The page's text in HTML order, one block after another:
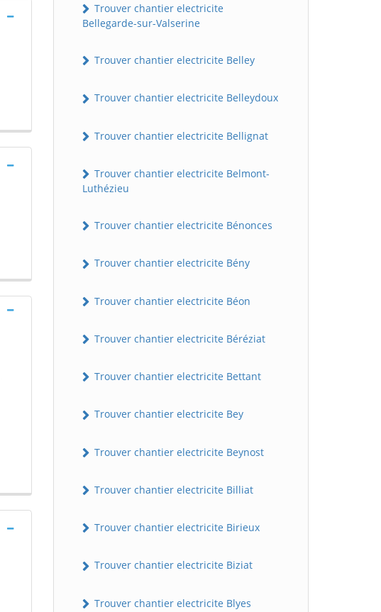
Trouver chantier electricite
Bellegarde-sur-Valserine
Trouver chantier electricite Belley
Trouver chantier electricite Belleydoux
Trouver chantier electricite Bellignat
Trouver chantier electricite Belmont-
Luthézieu
Trouver chantier electricite Bénonces
Trouver chantier electricite Bény
Trouver chantier electricite Béon
Trouver chantier electricite Béréziat
Trouver chantier electricite Bettant
Trouver chantier electricite Bey
Trouver chantier electricite Beynost
Trouver chantier electricite Billiat
Trouver chantier electricite Birieux
Trouver chantier electricite Biziat
Trouver chantier electricite Blyes